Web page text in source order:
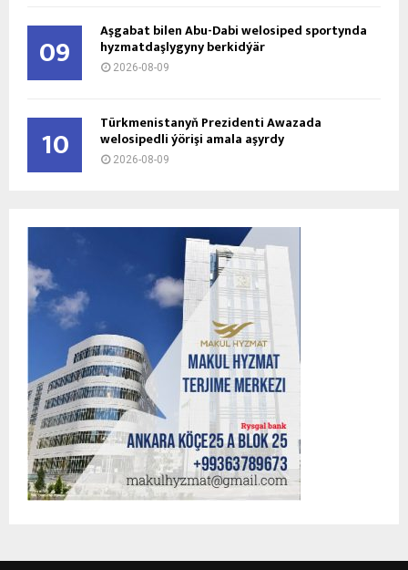
09 Aşgabat bilen Abu-Dabi welosiped sportynda
hyzmatdaşlygyny berkidýär
2026-08-09
10 Türkmenistanyň Prezidenti Awazada
welosipedli ýörişi amala aşyrdy
2026-08-09